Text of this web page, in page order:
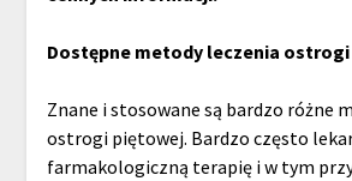
Dostępne metody leczenia
Znane i stosowane są bardzo różne
ostrogi piętowej. Bardzo często
farmakologiczną terapię i w tym